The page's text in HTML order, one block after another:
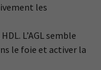
les
L’AGL semble
le foie et activer la